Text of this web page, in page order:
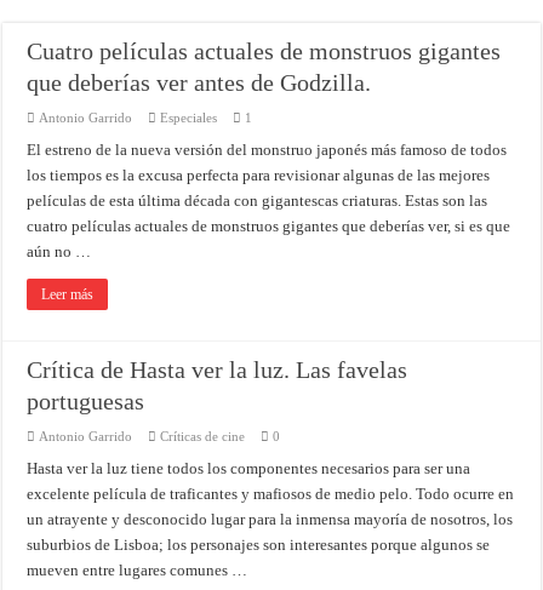
Cuatro películas actuales de monstruos gigantes
que deberías ver antes de Godzilla.
Antonio Garrido Especiales 1
El estreno de la nueva versión del monstruo japonés más famoso de todos
los tiempos es la excusa perfecta para revisionar algunas de las mejores
películas de esta última década con gigantescas criaturas. Estas son las
cuatro películas actuales de monstruos gigantes que deberías ver, si es que
aún no …
Leer más
Crítica de Hasta ver la luz. Las favelas
portuguesas
Antonio Garrido Críticas de cine 0
Hasta ver la luz tiene todos los componentes necesarios para ser una
excelente película de traficantes y mafiosos de medio pelo. Todo ocurre en
un atrayente y desconocido lugar para la inmensa mayoría de nosotros, los
suburbios de Lisboa; los personajes son interesantes porque algunos se
mueven entre lugares comunes …